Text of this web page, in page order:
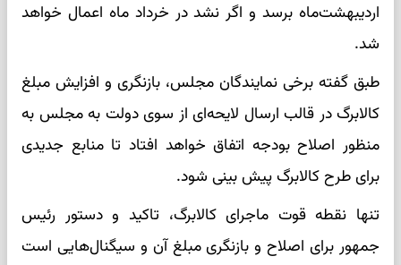
اردیبهشت‌ماه برسد و اگر نشد در خرداد ماه اعمال خواهد
شد.
طبق گفته برخی نمایندگان مجلس، بازنگری و افزایش مبلغ
کالابرگ در قالب ارسال لایحه‌ای از سوی دولت به مجلس به
منظور اصلاح بودجه اتفاق خواهد افتاد تا منابع جدیدی
برای طرح کالابرگ پیش بینی شود.
تنها نقطه قوت ماجرای کالابرگ، تاکید و دستور رئیس
جمهور برای اصلاح و بازنگری مبلغ آن و سیگنال‌هایی است